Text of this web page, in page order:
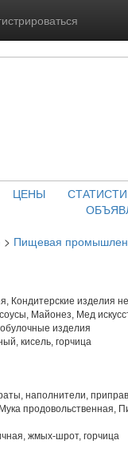
ЦЕНЫ
> Пищевая
Кондитерские изделия
Майонез, Мед
изделия
кисель, горчица
наполнители,
продовольственная,
жмых-шрот, горчица